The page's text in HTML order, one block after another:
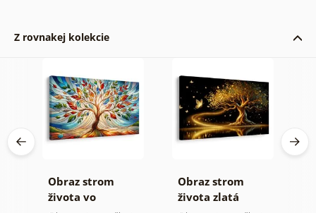
Z rovnakej kolekcie
Obraz strom
života vo
Obraz strom
života zlatá